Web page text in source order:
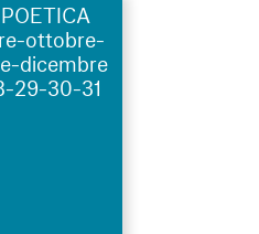
ottobre-
dicembre
29-30-31